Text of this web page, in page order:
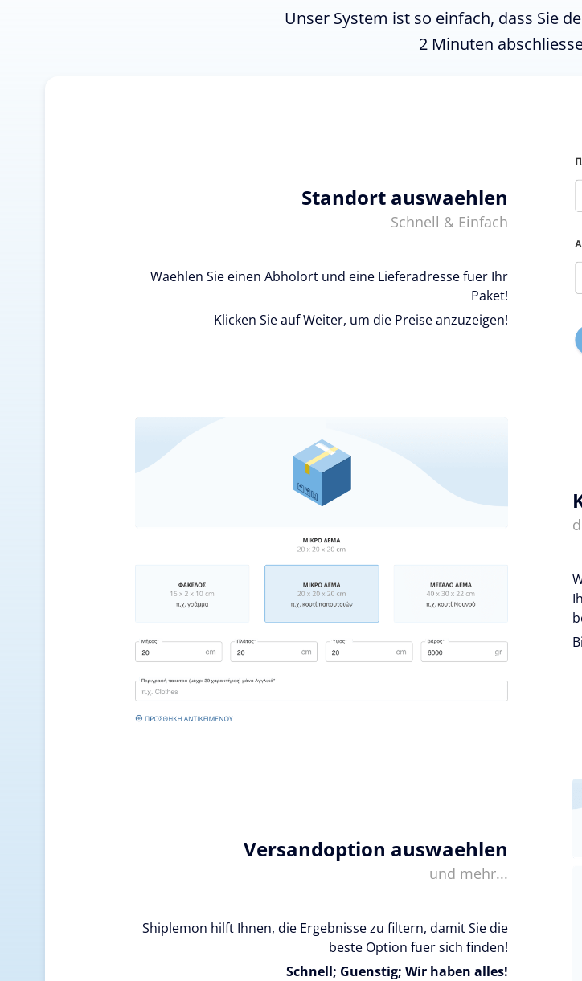
Unser System ist so einfach, dass Sie
2 Minuten
Standort auswaehlen
Schnell & Einfach
Waehlen Sie einen Abholort und eine Lieferadresse fuer Ihr
Paket!
Klicken Sie auf Weiter, um die Preise anzuzeigen!
Versandoption auswaehlen
und mehr...
Shiplemon hilft Ihnen, die Ergebnisse zu filtern, damit Sie die
beste Option fuer sich finden!
Schnell; Guenstig; Wir haben alles!